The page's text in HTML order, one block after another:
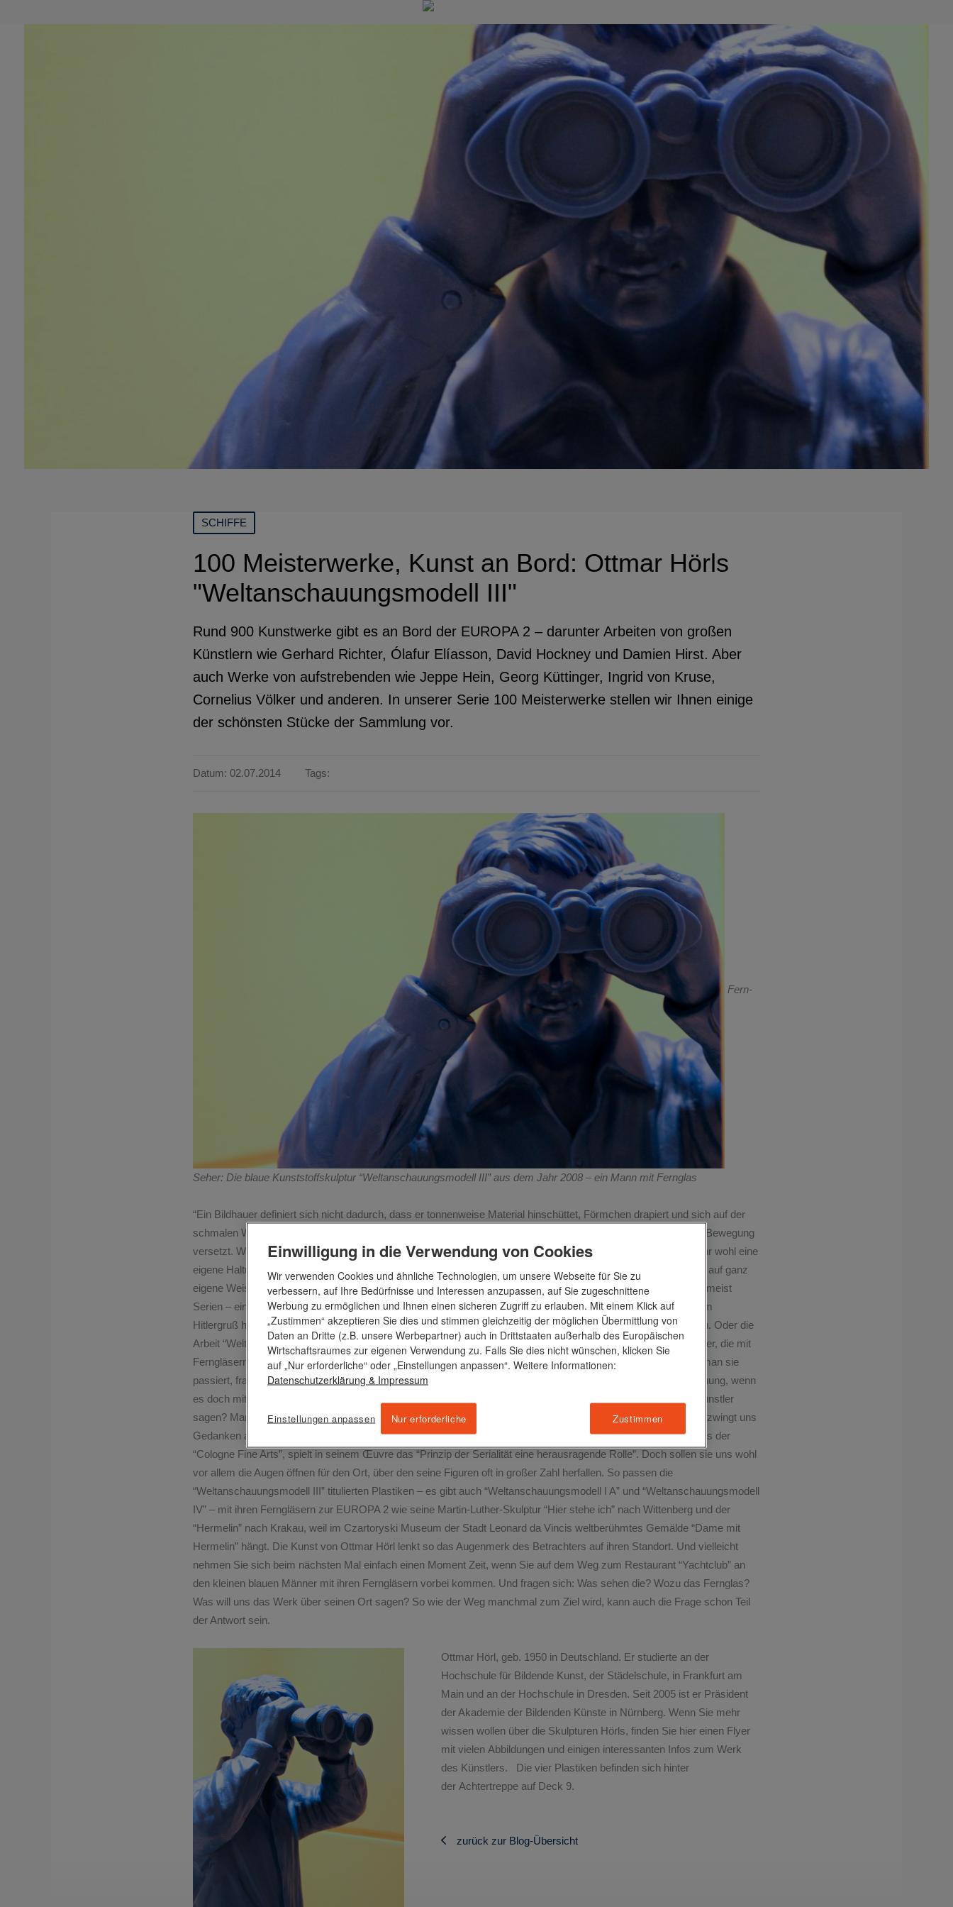
SCHIFFE
100 Meisterwerke, Kunst an Bord: Ottmar Hörls
"Weltanschauungsmodell III"
Rund 900 Kunstwerke gibt es an Bord der EUROPA 2 – darunter Arbeiten von großen
Künstlern wie Gerhard Richter, Ólafur Elíasson, David Hockney und Damien Hirst. Aber
auch Werke von aufstrebenden wie Jeppe Hein, Georg Küttinger, Ingrid von Kruse,
Cornelius Völker und anderen. In unserer Serie 100 Meisterwerke stellen wir Ihnen einige
der schönsten Stücke der Sammlung vor.
Datum: 02.07.2014 Tags:
Fern-
Seher: Die blaue Kunststoffskulptur “Weltanschauungsmodell III” aus dem Jahr 2008 – ein Mann mit Fernglas
“Ein Bildhauer definiert sich nicht dadurch, dass er tonnenweise Material hinschüttet, Förmchen drapiert und sich auf der
schmalen Werkspur der Identifizierbarkeit verwirklicht”, sagt Ottmar Hörl, “sondern dadurch, dass er Materie in Bewegung
versetzt. Wie ein Zauberer.” Das ist ein Statement, über das man lange nachdenken kann, und zu dem man sehr wohl eine
eigene Haltung formulieren kann (sogar sollte). Vor allem aber ist es das Selbstverständnis eines Künstlers, der auf ganz
eigene Weise mit der Reproduzierbarkeit seines Werks spielt. Hörls Arbeiten sind selten Einzelstücke, sondern meist
Serien – eine Reihe von Gartenzwergen, die dem Betrachter den Mittelfinger entgegen recken oder den Arm zum
Hitlergruß heben, eine Gruppe von Wagner-Figuren im Park von Bayreuth, Portraits aller Kühe der Stadt Passau. Oder die
Arbeit “Weltanschauungsmodell III”. Es handelt sich um eine Reihe blauer Kunststofffiguren, groß etwa wie Kinder, die mit
Ferngläsern in eine unbestimmte Richtung blicken. Auf der EUROPA 2 stehen vier dieser Männlein. Und wenn man sie
passiert, fragt man sich unweigerlich: Was sehen sie? Wozu dient das Fernglas? Wieso überhaupt Weltanschauung, wenn
es doch mit der Optik in der Hand maximal um Weitsicht gehen kann? Oder anders gefragt: Was will uns der Künstler
sagen? Man findet in Hörls Arbeiten keine Antworten auf diese Fragen. Hörl konfrontiert uns mit seinen Figuren, zwingt uns
Gedanken auf, die am Kern der Sache vorbei führen. Denn eigentlich, so heißt es auch in der Laudatio zum Preis der
“Cologne Fine Arts”, spielt in seinem Œuvre das “Prinzip der Serialität eine herausragende Rolle”. Doch sollen sie uns wohl
vor allem die Augen öffnen für den Ort, über den seine Figuren oft in großer Zahl herfallen. So passen die
“Weltanschauungsmodell III” titulierten Plastiken – es gibt auch “Weltanschauungsmodell I A” und “Weltanschauungsmodell
IV” – mit ihren Ferngläsern zur EUROPA 2 wie seine Martin-Luther-Skulptur “Hier stehe ich” nach Wittenberg und der
“Hermelin” nach Krakau, weil im Czartoryski Museum der Stadt Leonard da Vincis weltberühmtes Gemälde “Dame mit
Hermelin” hängt. Die Kunst von Ottmar Hörl lenkt so das Augenmerk des Betrachters auf ihren Standort. Und vielleicht
nehmen Sie sich beim nächsten Mal einfach einen Moment Zeit, wenn Sie auf dem Weg zum Restaurant “Yachtclub” an
den kleinen blauen Männer mit ihren Ferngläsern vorbei kommen. Und fragen sich: Was sehen die? Wozu das Fernglas?
Was will uns das Werk über seinen Ort sagen? So wie der Weg manchmal zum Ziel wird, kann auch die Frage schon Teil
der Antwort sein.
Ottmar Hörl, geb. 1950 in Deutschland. Er studierte an der
Hochschule für Bildende Kunst, der Städelschule, in Frankfurt am
Main und an der Hochschule in Dresden. Seit 2005 ist er Präsident
der Akademie der Bildenden Künste in Nürnberg. Wenn Sie mehr
wissen wollen über die Skulpturen Hörls, finden Sie hier einen Flyer
mit vielen Abbildungen und einigen interessanten Infos zum Werk
des Künstlers.
Die vier Plastiken befinden sich hinter
der Achtertreppe auf Deck 9.
zurück zur Blog-Übersicht
Einwilligung in die Verwendung von Cookies
Wir verwenden Cookies und ähnliche Technologien, um unsere Webseite für Sie zu
verbessern, auf Ihre Bedürfnisse und Interessen anzupassen, auf Sie zugeschnittene
Werbung zu ermöglichen und Ihnen einen sicheren Zugriff zu erlauben. Mit einem Klick auf
„Zustimmen“ akzeptieren Sie dies und stimmen gleichzeitig der möglichen Übermittlung von
Daten an Dritte (z.B. unsere Werbepartner) auch in Drittstaaten außerhalb des Europäischen
Wirtschaftsraumes zur eigenen Verwendung zu. Falls Sie dies nicht wünschen, klicken Sie
auf „Nur erforderliche“ oder „Einstellungen anpassen“. Weitere Informationen:
Datenschutzerklärung & Impressum
Einstellungen anpassen Nur erforderliche Zustimmen